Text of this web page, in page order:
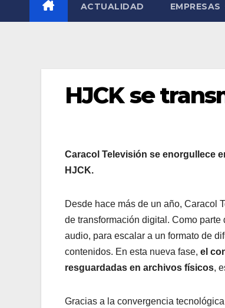
ACTUALIDAD EMPRESAS
HJCK se
Caracol Televisión se enorgullece
HJCK.
Desde hace más de un año, Caracol
de transformación digital. Como parte
audio, para escalar a un formato de
contenidos. En esta nueva fase, el
resguardadas en archivos físicos,
Gracias a la convergencia